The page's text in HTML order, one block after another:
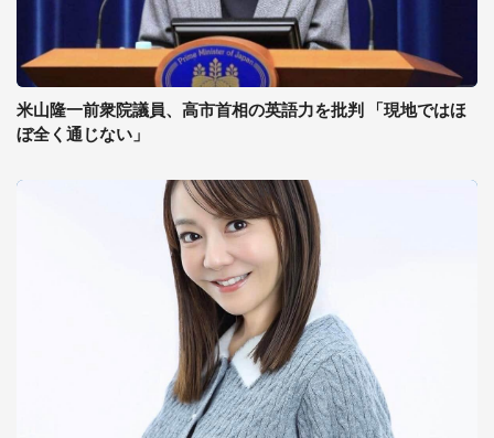
米山隆一前衆院議員、高市首相の英語力を批判 「現地ではほ
ぼ全く通じない」